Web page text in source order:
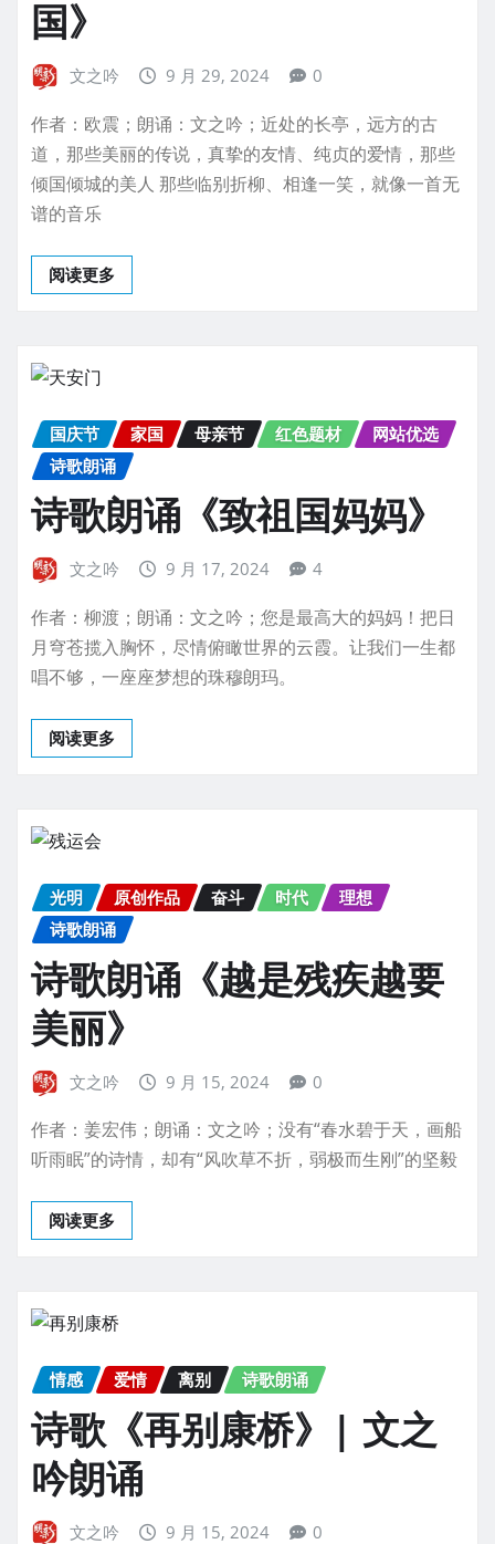
国》
文之吟 9 月 29, 2024 0
作者：欧震；朗诵：文之吟；近处的长亭，远方的古
道，那些美丽的传说，真挚的友情、纯贞的爱情，那些
倾国倾城的美人 那些临别折柳、相逢一笑，就像一首无
谱的音乐
阅读更多
国庆节 家国 母亲节 红色题材
网站优选
诗歌朗诵
诗歌朗诵《致祖国妈妈》
文之吟 9 月 17, 2024 4
作者：柳渡；朗诵：文之吟；您是最高大的妈妈！把日
月穹苍揽入胸怀，尽情俯瞰世界的云霞。让我们一生都
唱不够，一座座梦想的珠穆朗玛。
阅读更多
光明 原创作品 奋斗 时代
理想
诗歌朗诵
诗歌朗诵《越是残疾越要
美丽》
文之吟 9 月 15, 2024 0
作者：姜宏伟；朗诵：文之吟；没有“春水碧于天，画船
听雨眠”的诗情，却有“风吹草不折，弱极而生刚”的坚毅
阅读更多
情感 爱情 离别 诗歌朗诵
诗歌《再别康桥》| 文之
吟朗诵
文之吟 9 月 15, 2024 0